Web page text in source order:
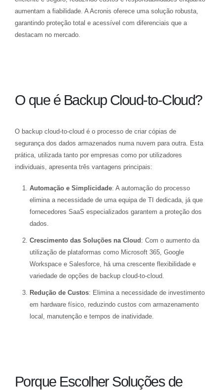
aumentam a fiabilidade. A Acronis oferece uma solução robusta,
garantindo proteção total e acessível com diferenciais que a
destacam no mercado.
O que é Backup Cloud-to-Cloud?
O backup cloud-to-cloud é o processo de criar cópias de
segurança dos dados armazenados numa nuvem para outra. Esta
prática, utilizada tanto por empresas como por utilizadores
individuais, apresenta três vantagens principais:
Automação e Simplicidade: A automação do processo
elimina a necessidade de uma equipa de TI dedicada, já que
fornecedores SaaS especializados garantem a proteção dos
dados.
Crescimento das Soluções na Cloud : Com o aumento da
utilização de plataformas como Microsoft 365, Google
Workspace e Salesforce, há uma crescente flexibilidade e
variedade de opções de backup cloud-to-cloud.
Redução de Custos: Elimina a necessidade de investimento
em hardware físico, reduzindo custos com armazenamento
local, manutenção e tempos de inatividade.
Porque Escolher Soluções de